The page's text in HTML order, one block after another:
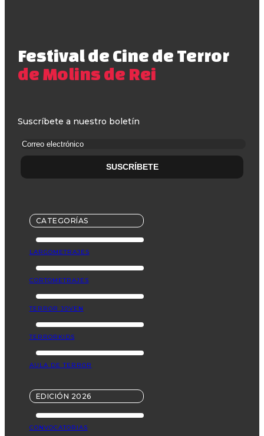
Festival de Cine de Terror
de Molins de Rei
Suscríbete a nuestro boletín
CATEGORÍAS
LARGOMETRAJES
CORTOMETRAJES
TERROR JOVEN
TERRORKIDS
AULA DE TERROR
EDICIÓN 2026
CONVOCATORIAS